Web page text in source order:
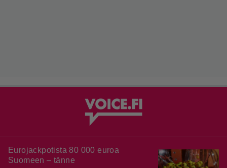
Eurojackpotista 80 000 euroa
Suomeen – tänne